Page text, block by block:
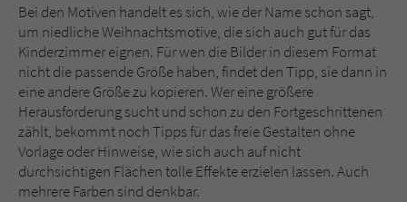
Bei den Motiven handelt es sich, wie der Name schon sagt,
um niedliche Weihnachtsmotive, die sich auch gut für das
Kinderzimmer eignen. Für wen die Bilder in diesem Format
nicht die passende Größe haben, findet den Tipp, sie dann in
eine andere Größe zu kopieren. Wer eine größere
Herausforderung sucht und schon zu den Fortgeschrittenen
zählt, bekommt noch Tipps für das freie Gestalten ohne
Vorlage oder Hinweise, wie sich auch auf nicht
durchsichtigen Flächen tolle Effekte erzielen lassen. Auch
mehrere Farben sind denkbar.